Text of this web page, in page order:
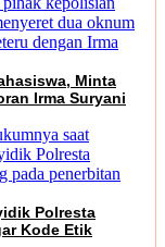
Minta
Irma Suryani
Polresta
Kode Etik